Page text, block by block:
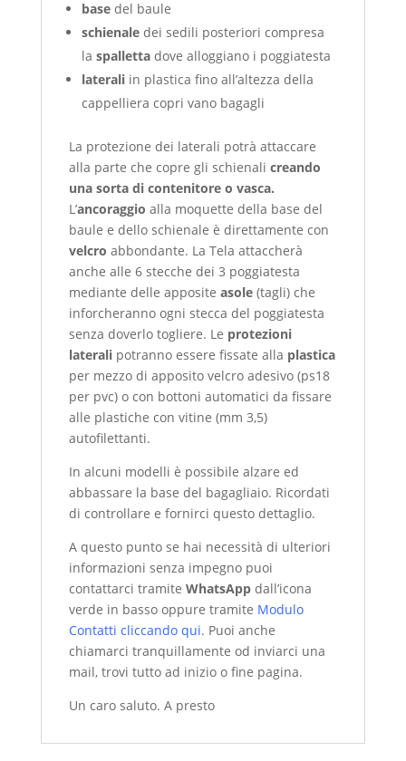
basedel baule
schienaledei sedili posteriori compresa
la spallettadove alloggiano i poggiatesta
lateraliin plastica fino all’altezza della
cappelliera copri vano bagagli
La protezione dei laterali potrà attaccare
alla parte che copre gli schienali creando
una sorta di contenitore o vasca.
L’ancoraggio alla moquette della base del
baule e dello schienale è direttamente con
velcro abbondante. La Tela attaccherà
anche alle 6 stecche dei 3 poggiatesta
mediante delle apposite asole(tagli) che
inforcheranno ogni stecca del poggiatesta
senza doverlo togliere. Le protezioni
lateralipotranno essere fissate alla plastica
per mezzo di apposito velcro adesivo (ps18
per pvc) o con bottoni automatici da fissare
alle plastiche con vitine (mm 3,5)
autofilettanti.
In alcuni modelli è possibile alzare ed
abbassare la base del bagagliaio. Ricordati
di controllare e fornirci questo dettaglio.
A questo punto se hai necessità di ulteriori
informazioni senza impegno puoi
contattarci tramite WhatsAppdall’icona
verde in basso oppure tramite Modulo
Contatti cliccando qui. Puoi anche
chiamarci tranquillamente od inviarci una
mail, trovi tutto ad inizio o fine pagina.
Un caro saluto. A presto